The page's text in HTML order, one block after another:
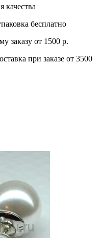
качества
бесплатно
заказу от 1500 р.
при заказе от 3500